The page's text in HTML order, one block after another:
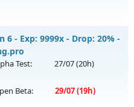
MU sống lại
chủ
6 - Exp: 9999x - Drop: 20% -
Test: 27/07(20h)
Beta: 29/07(19h)